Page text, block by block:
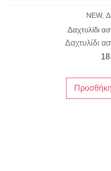
NEW,
Δαχτυλίδι
Δαχτυλίδι